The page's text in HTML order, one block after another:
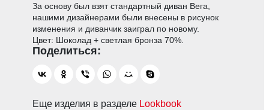
За основу был взят стандартный диван Вега,
нашими дизайнерами были внесены в рисунок
изменения и диванчик заиграл по новому.
Цвет: Шоколад + светлая бронза 70%.
Еще изделия в разделе Lookbook